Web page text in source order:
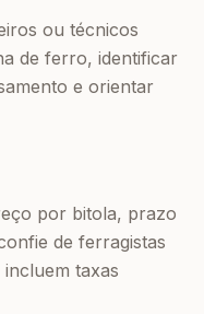
ou técnicos
de ferro, identificar
e orientar
por bitola, prazo
de ferragistas
taxas